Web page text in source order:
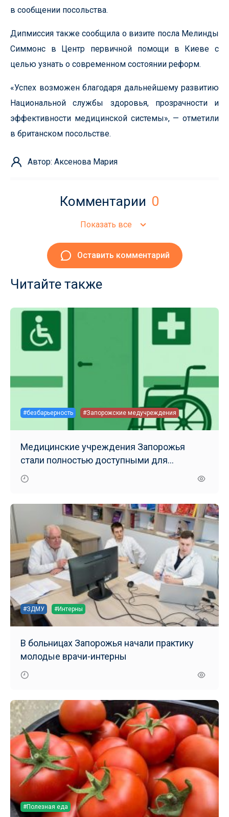
в сообщении посольства.
Дипмиссия также сообщила о визите посла Мелинды
Симмонс в Центр первичной помощи в Киеве с
целью узнать о современном состоянии реформ.
«Успех возможен благодаря дальнейшему развитию
Национальной службы здоровья, прозрачности и
эффективности медицинской системы», — отметили
в британском посольстве.
Автор: Аксенова Мария
Комментарии 0
Показать все
Оставить комментарий
Читайте также
#безбарьерность #Запорожские медучреждения
Медицинские учреждения Запорожья
стали полностью доступными для
маломобильных групп населения
#ЗДМУ #Интерны
В больницах Запорожья начали практику
молодые врачи-интерны
#Полезная еда